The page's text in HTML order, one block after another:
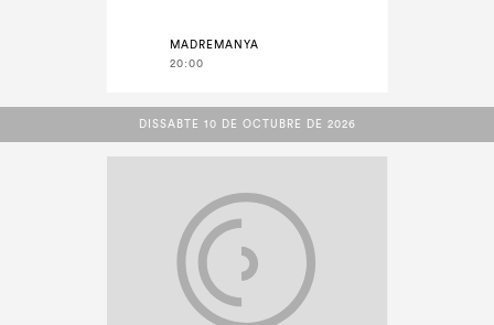
MADREMANYA
20:00
DISSABTE 10 DE OCTUBRE DE 2026
DISSABTE 10 DE OCTUBRE DE 2026